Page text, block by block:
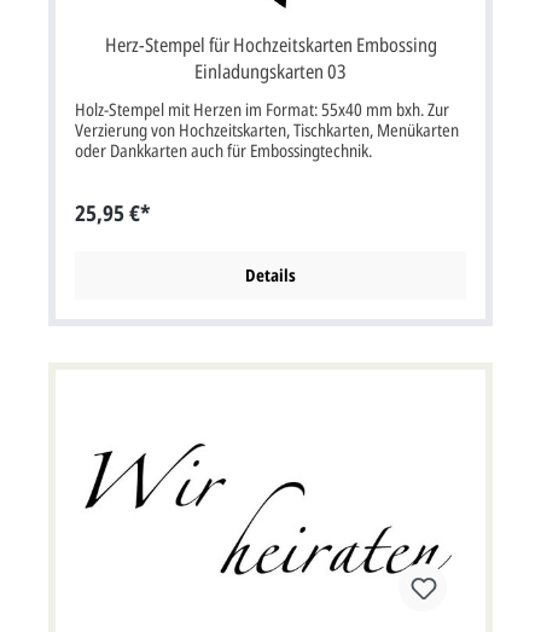
Herz-Stempel für Hochzeitskarten Embossing
Einladungskarten 03
Holz-Stempel mit Herzen im Format: 55x40 mm bxh. Zur
Verzierung von Hochzeitskarten, Tischkarten, Menükarten
oder Dankkarten auch für Embossingtechnik.
25,95 €*
Details